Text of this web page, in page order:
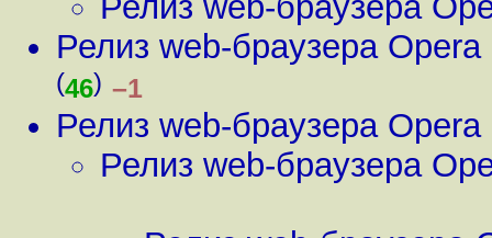
Релиз web-браузера Opera
(46) –1
Релиз web-браузера Opera
Релиз web-браузера